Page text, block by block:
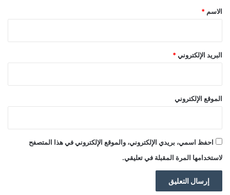
*
الاسم *
البريد الإلكتروني *
الموقع الإلكتروني
احفظ اسمي، بريدي الإلكتروني، والموقع الإلكتروني في هذا المتصفح
لاستخدامها المرة المقبلة في تعليقي.